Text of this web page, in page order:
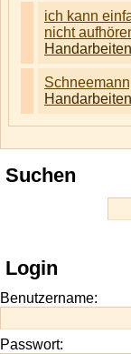
ich kann
nicht
Handarbeiten
Handarbeiten
Suchen
Login
Benutzername:
Passwort: